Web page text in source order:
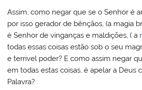
Assim, como negar que se o Senhor é
por isso gerador de bênçãos, (a magia
é Senhor de vinganças e maldições, ( a
todas essas coisas estão sob o seu
e terrivel poder? E como assim negar
em todas estas coisas, é apelar a Deus
Palavra?